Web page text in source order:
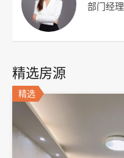
部门经理
精选房源
精选